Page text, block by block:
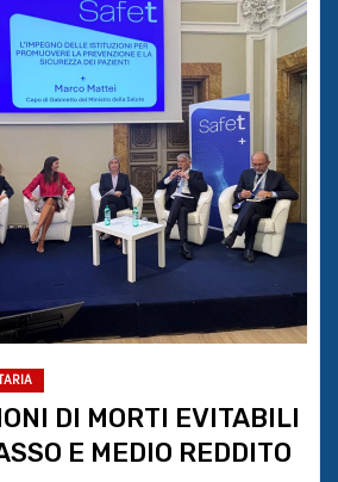
DI MORTI EVITABILI
E MEDIO REDDITO